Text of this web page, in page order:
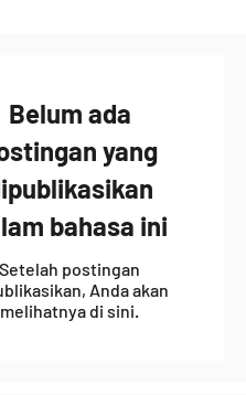
Belum ada
yang
bahasa ini
Setelah postingan
Anda akan
melihatnya di sini.